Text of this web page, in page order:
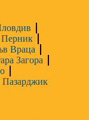
Враца
Загора